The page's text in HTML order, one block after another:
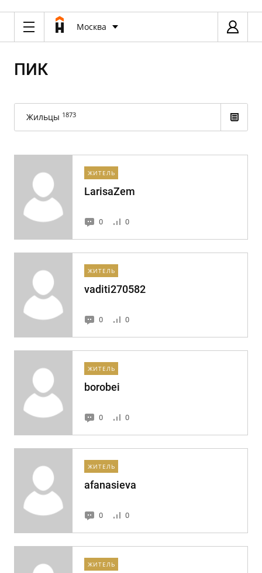
Москва
ПИК
Жильцы 1873
ЖИТЕЛЬ
LarisaZem
0 0
ЖИТЕЛЬ
vaditi270582
0 0
ЖИТЕЛЬ
borobei
0 0
ЖИТЕЛЬ
afanasieva
0 0
ЖИТЕЛЬ